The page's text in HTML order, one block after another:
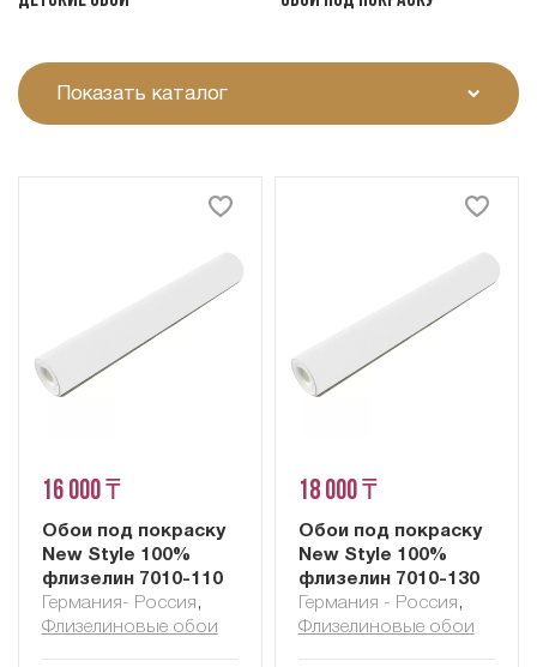
Показать каталог
16 000 ₸
Обои под покраску
New Style 100%
флизелин 7010-110
Германия- Россия ,
Флизелиновые обои
18 000 ₸
Обои под покраску
New Style 100%
флизелин 7010-130
Германия - Россия ,
Флизелиновые обои